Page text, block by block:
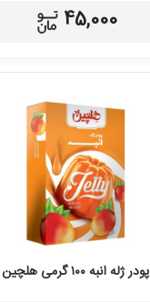
45,000
پودر ژله انبه ۱۰۰ گرمی هلچین